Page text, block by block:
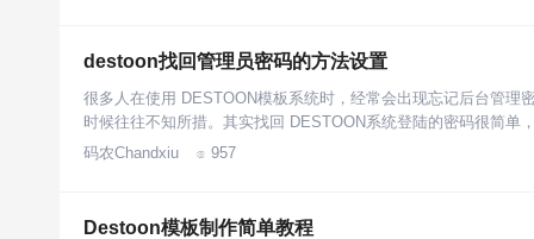
destoon找回管理员密码的方法设置
很多人在使用 DESTOON模板系统时，经常会出现忘记后台管理
时候往往不知所措。其实找回 DESTOON系统登陆的密码很简单
码农Chandxiu
 957
Destoon模板制作简单教程